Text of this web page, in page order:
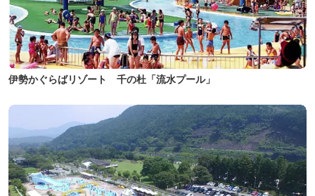
伊勢かぐらばリゾート 千の杜「流水プール」